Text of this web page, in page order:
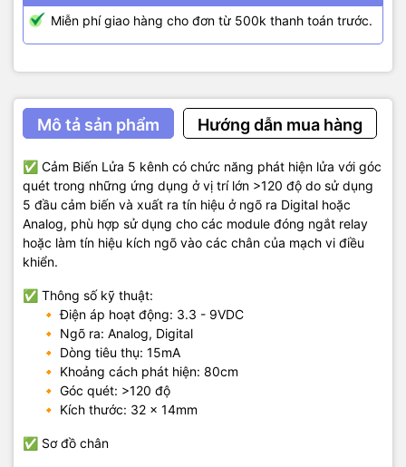
Miễn phí giao hàng cho đơn từ 500k thanh toán trước.
Mô tả sản phẩm Hướng dẫn mua hàng
✅ Cảm Biến Lửa 5 kênh có chức năng phát hiện lửa với góc
quét trong những ứng dụng ở vị trí lớn >120 độ do sử dụng
5 đầu cảm biến và xuất ra tín hiệu ở ngõ ra Digital hoặc
Analog, phù hợp sử dụng cho các module đóng ngắt relay
hoặc làm tín hiệu kích ngõ vào các chân của mạch vi điều
khiển.
✅ Thông số kỹ thuật:
🔸 Điện áp hoạt động: 3.3 - 9VDC
🔸 Ngõ ra: Analog, Digital
🔸 Dòng tiêu thụ: 15mA
🔸 Khoảng cách phát hiện: 80cm
🔸 Góc quét: >120 độ
🔸 Kích thước: 32 x 14mm
✅ Sơ đồ chân